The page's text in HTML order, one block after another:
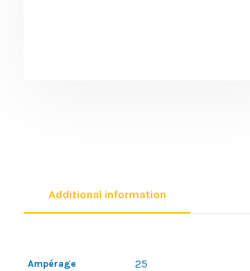
Additional information
Ampérage 25